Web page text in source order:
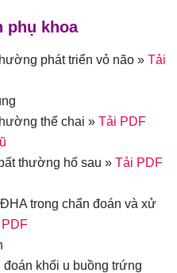
phụ khoa
phát triển vỏ não » Tải
thể chai » Tải PDF
thường hố sau » Tải PDF
trong chẩn đoán và xử
khối u buồng trứng